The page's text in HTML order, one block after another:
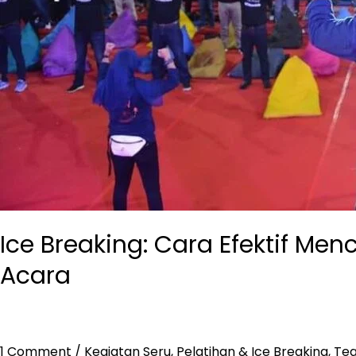
Ice Breaking: Cara Efektif
Acara
1 Comment / Kegiatan Seru, Pelatihan & Ice Breaking,